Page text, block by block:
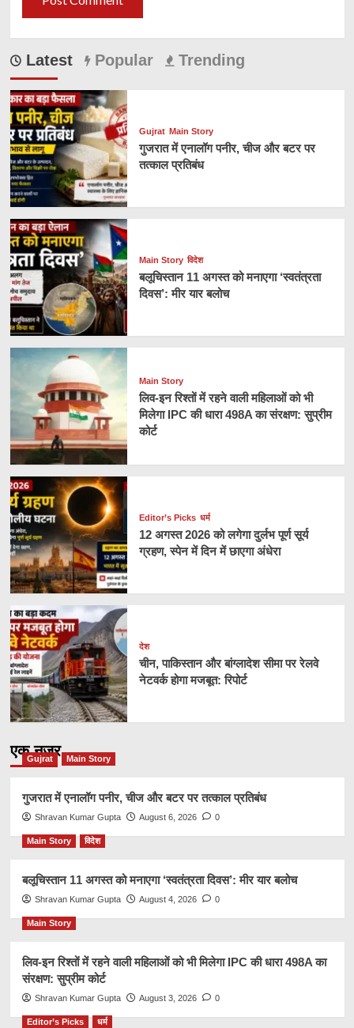
Latest Popular Trending
Gujrat Main Story
गुजरात में एनालॉग पनीर, चीज और बटर पर
तत्काल प्रतिबंध
Main Story विदेश
बलूचिस्तान 11 अगस्त को मनाएगा ‘स्वतंत्रता
दिवस’: मीर यार बलोच
Main Story
लिव-इन रिश्तों में रहने वाली महिलाओं को भी
मिलेगा IPC की धारा 498A का संरक्षण: सुप्रीम
कोर्ट
Editor’s Picks धर्म
12 अगस्त 2026 को लगेगा दुर्लभ पूर्ण सूर्य
ग्रहण, स्पेन में दिन में छाएगा अंधेरा
देश
चीन, पाकिस्तान और बांग्लादेश सीमा पर रेलवे
नेटवर्क होगा मजबूत: रिपोर्ट
एक नज़र
Gujrat Main Story
गुजरात में एनालॉग पनीर, चीज और बटर पर तत्काल प्रतिबंध
Shravan Kumar Gupta August 6, 2026 0
Main Story विदेश
बलूचिस्तान 11 अगस्त को मनाएगा ‘स्वतंत्रता दिवस’: मीर यार बलोच
Shravan Kumar Gupta August 4, 2026 0
Main Story
लिव-इन रिश्तों में रहने वाली महिलाओं को भी मिलेगा IPC की धारा 498A का
संरक्षण: सुप्रीम कोर्ट
Shravan Kumar Gupta August 3, 2026 0
Editor’s Picks धर्म